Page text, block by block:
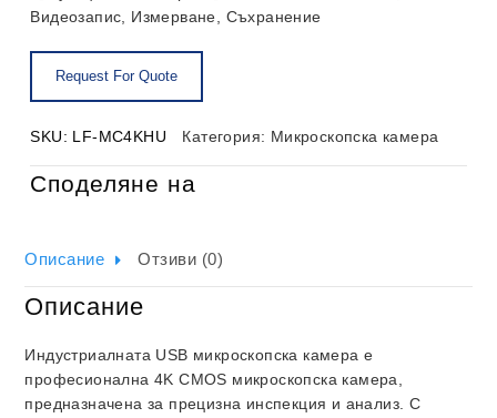
Видеозапис, Измерване, Съхранение
SKU: LF-MC4KHU Категория: Микроскопска камера
Споделяне на
Описание Отзиви (0)
Описание
Индустриалната USB микроскопска камера е
професионална 4K CMOS микроскопска камера,
предназначена за прецизна инспекция и анализ. С